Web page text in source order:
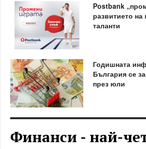
Postbank
развитието на
таланти
Годишната
България се
през юли
Финанси - най-